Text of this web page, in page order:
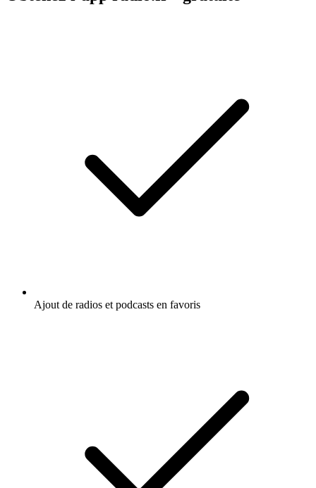
Ajout de radios et podcasts en favoris